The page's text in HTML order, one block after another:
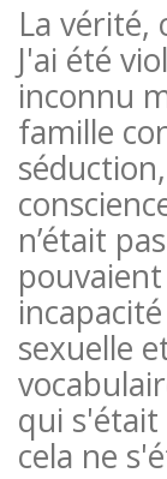
La vérité,
J'ai été
inconnu
famille
n’était
sexuelle
qui s'était
cela ne